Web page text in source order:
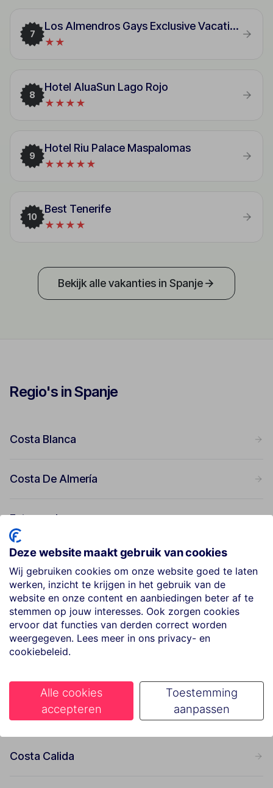
7
Los Almendros Gays Exclusive Vacation Club
★★
8
Hotel AluaSun Lago Rojo
★★★★
9
Hotel Riu Palace Maspalomas
★★★★★
10
Best Tenerife
★★★★
Bekijk alle vakanties in Spanje
Regio's in Spanje
Costa Blanca
Costa De Almería
Extremadura
Regio Barcelona
Costa Barcelona
Catalonië
Valencia
Costa Calida
Deze website maakt gebruik van cookies
Wij gebruiken cookies om onze website goed te laten
werken, inzicht te krijgen in het gebruik van de
website en onze content en aanbiedingen beter af te
stemmen op jouw interesses. Ook zorgen cookies
ervoor dat functies van derden correct worden
weergegeven. Lees meer in ons privacy- en
cookiebeleid.
Alle cookies
accepteren
Toestemming
aanpassen